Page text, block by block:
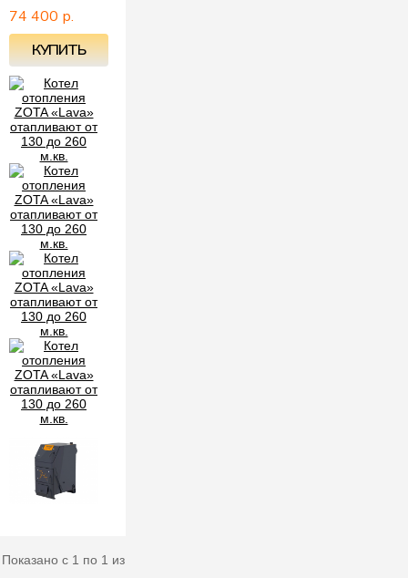
74 400 р.
Показано с 1 по 1 из